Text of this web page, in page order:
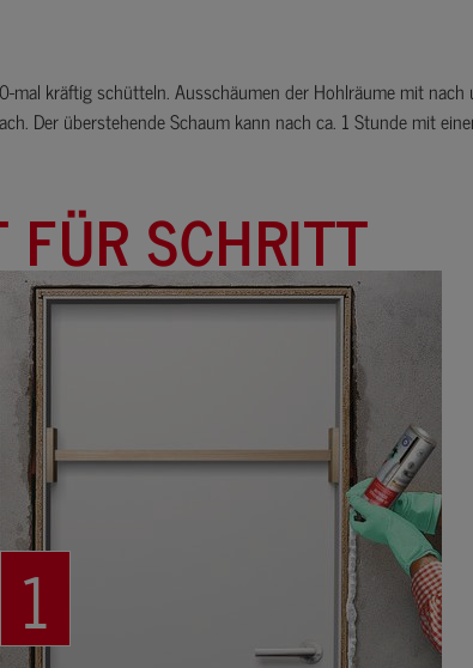
mal kräftig schütteln. Ausschäumen der Hohlräume mit
Der überstehende Schaum kann nach ca. 1 Stunde mit
FÜR SCHRITT
1